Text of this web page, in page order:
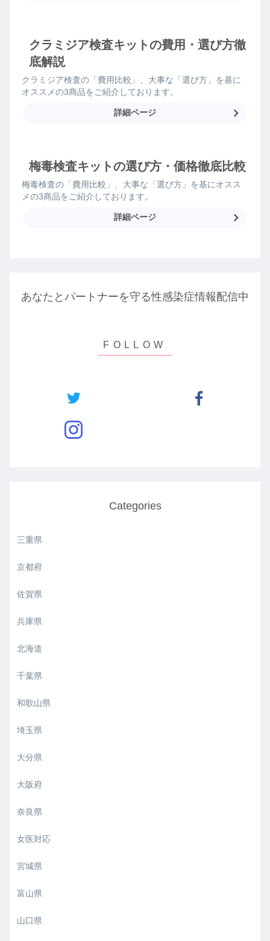
クラミジア検査キットの費用・選び方徹
底解説
クラミジア検査の「費用比較」、大事な「選び方」を基に
オススメの3商品をご紹介しております。
詳細ページ
梅毒検査キットの選び方・価格徹底比較
梅毒検査の「費用比較」、大事な「選び方」を基にオスス
メの3商品をご紹介しております。
詳細ページ
あなたとパートナーを守る性感染症情報配信中
Categories
三重県
京都府
佐賀県
兵庫県
北海道
千葉県
和歌山県
埼玉県
大分県
大阪府
奈良県
女医対応
宮城県
富山県
山口県